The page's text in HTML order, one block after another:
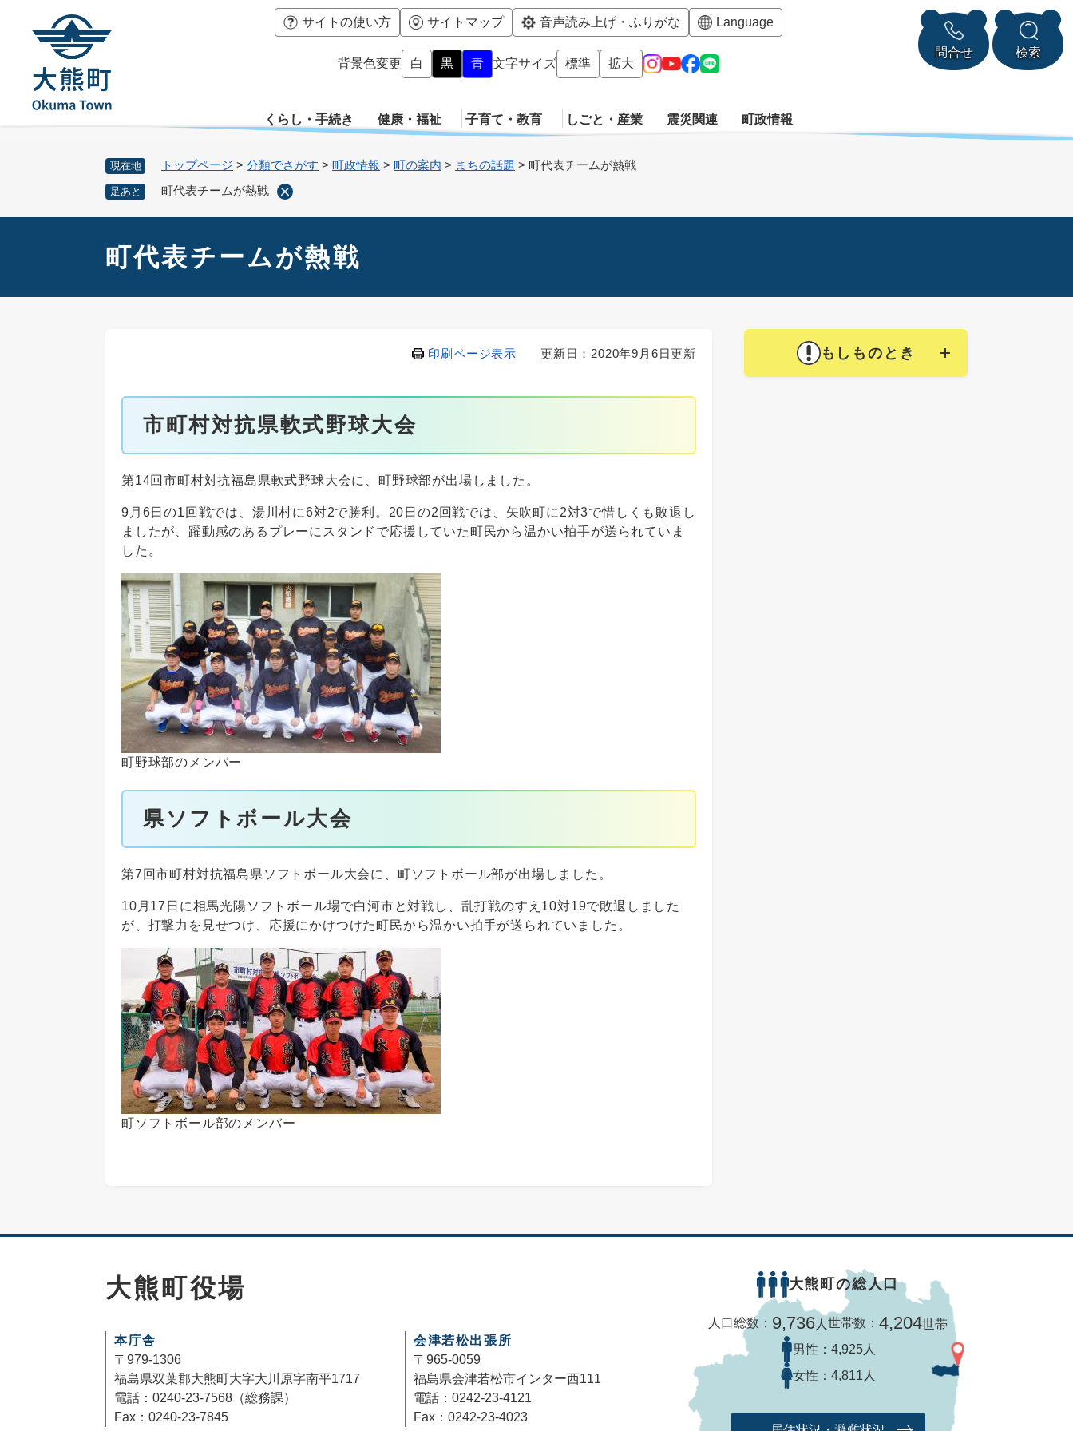
メニューを飛ばして本文へ
サイトの使い方 サイトマップ 音声読み上げ・ふりがな Language
背景色変更 白 黒 青 文字サイズ 標準 拡大
問合せ 検索
くらし・手続き 健康・福祉 子育て・教育 しごと・産業 震災関連 町政情報
現在地 トップページ > 分類でさがす > 町政情報 > 町の案内 > まちの話題 > 町代表チームが熱戦
足あと 町代表チームが熱戦
町代表チームが熱戦
更新日：2020年9月6日更新
印刷ページ表示
市町村対抗県軟式野球大会
第14回市町村対抗福島県軟式野球大会に、町野球部が出場しました。
9月6日の1回戦では、湯川村に6対2で勝利。20日の2回戦では、矢吹町に2対3で惜しくも敗退し
ましたが、躍動感のあるプレーにスタンドで応援していた町民から温かい拍手が送られていま
した。
町野球部のメンバー
県ソフトボール大会
第7回市町村対抗福島県ソフトボール大会に、町ソフトボール部が出場しました。
10月17日に相馬光陽ソフトボール場で白河市と対戦し、乱打戦のすえ10対19で敗退しました
が、打撃力を見せつけ、応援にかけつけた町民から温かい拍手が送られていました。
町ソフトボール部のメンバー
もしものとき
大熊町役場
本庁舎
〒979-1306
福島県双葉郡大熊町大字大川原字南平1717
電話：0240-23-7568（総務課）
Fax：0240-23-7845
会津若松出張所
〒965-0059
福島県会津若松市インター西111
電話：0242-23-4121
Fax：0242-23-4023
大熊町の総人口
人口総数： 9,736 人 世帯数： 4,204世帯
男性： 4,925人
女性： 4,811人